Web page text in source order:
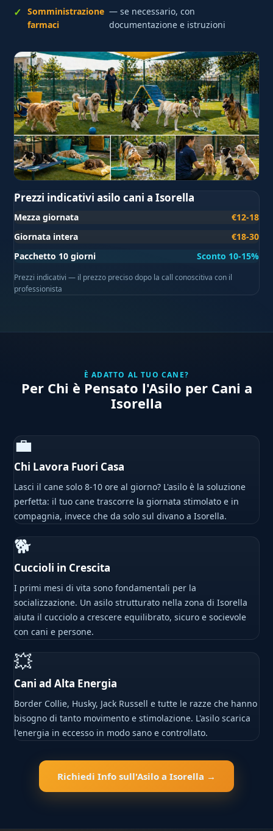
Somministrazione
farmaci
— se necessario, con
documentazione e istruzioni
Prezzi indicativi asilo cani a Isorella
Mezza giornata
€12-18
Giornata intera
€18-30
Pacchetto 10 giorni
Sconto 10-15%
Prezzi indicativi — il prezzo preciso dopo la call conoscitiva con il
professionista
È ADATTO AL TUO CANE?
Per Chi è Pensato l'Asilo per Cani a
Isorella
💼
Chi Lavora Fuori Casa
Lasci il cane solo 8-10 ore al giorno? L'asilo è la soluzione
perfetta: il tuo cane trascorre la giornata stimolato e in
compagnia, invece che da solo sul divano a Isorella.
🐕
Cuccioli in Crescita
I primi mesi di vita sono fondamentali per la
socializzazione. Un asilo strutturato nella zona di Isorella
aiuta il cucciolo a crescere equilibrato, sicuro e socievole
con cani e persone.
💥
Cani ad Alta Energia
Border Collie, Husky, Jack Russell e tutte le razze che hanno
bisogno di tanto movimento e stimolazione. L'asilo scarica
l'energia in eccesso in modo sano e controllato.
Richiedi Info sull'Asilo a Isorella →